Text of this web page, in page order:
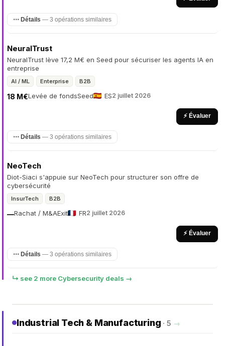
⋯ Détails — 3 opérations similaires
NeuralTrust
NeuralTrust lève 17,2 M€ en Seed pour sécuriser les agents IA en
entreprise
AI / ML Enterprise B2B
Levée de fonds
18 M€ Seed ES2 juillet 2026
⚡ Évaluer
⋯ Détails — 3 opérations similaires
NeoTech
Diot-Siaci s'appuie sur NeoTech pour structurer son offre de
cybersécurité
InsurTech B2B
Rachat / M&A
— Exit FR2 juillet 2026
⚡ Évaluer
⋯ Détails — 3 opérations similaires
↳ see 2 more Cybersecurity deals →
Industrial Tech & Manufacturing · 5 →